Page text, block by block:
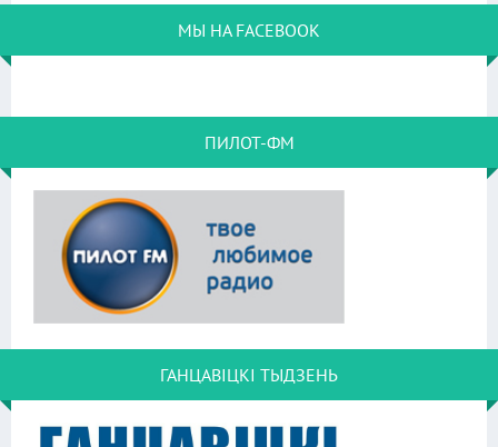
МЫ НА FACEBOOK
ПИЛОТ-ФМ
ГАНЦАВІЦКІ ТЫДЗЕНЬ